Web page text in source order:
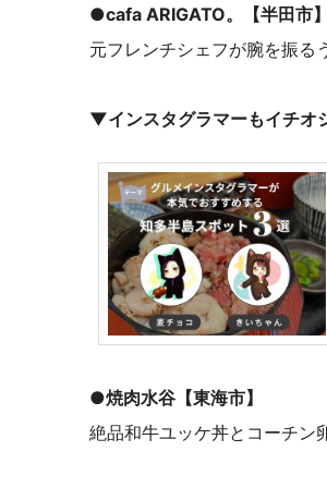
●cafa ARIGATO。【半田市】
元フレンチシェフが腕を振る
▼インスタグラマーもイチオ
●焼肉水谷 【東海市】
絶品和牛ユッケ丼とコーチン